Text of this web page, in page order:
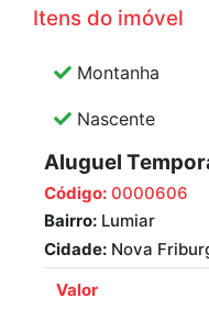
Itens do imóvel
Montanha
Nascente
Aluguel
Código: 0000606
Bairro: Lumiar
Cidade: Nova
Valor